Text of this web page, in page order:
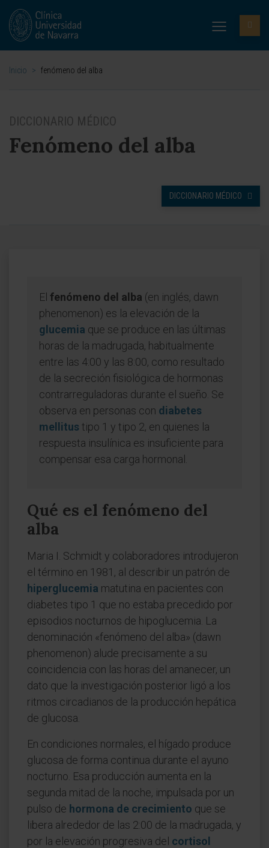
Inicio > fenómeno del alba
DICCIONARIO MÉDICO
Fenómeno del alba
DICCIONARIO MÉDICO
El fenómeno del alba (en inglés, dawn
phenomenon) es la elevación de la
glucemia que se produce en las últimas
horas de la madrugada, habitualmente
entre las 4:00 y las 8:00, como resultado
de la secreción fisiológica de hormonas
contrarreguladoras durante el sueño. Se
observa en personas con diabetes
mellitus tipo 1 y tipo 2, en quienes la
respuesta insulínica es insuficiente para
compensar esa carga hormonal.
Qué es el fenómeno del
alba
Maria I. Schmidt y colaboradores introdujeron
el término en 1981, al describir un patrón de
hiperglucemia matutina en pacientes con
diabetes tipo 1 que no estaba precedido por
episodios nocturnos de hipoglucemia. La
denominación «fenómeno del alba» (dawn
phenomenon) alude precisamente a su
coincidencia con las horas del amanecer, un
dato que la investigación posterior ligó a los
ritmos circadianos de la producción hepática
de glucosa.
En condiciones normales, el hígado produce
glucosa de forma continua durante el ayuno
nocturno. Esa producción aumenta en la
segunda mitad de la noche, impulsada por un
pulso de hormona de crecimiento que se
libera alrededor de las 2:00 de la madrugada, y
por la elevación progresiva del cortisol